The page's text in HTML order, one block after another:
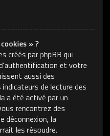
» ?
créés par phpBB qui
et votre
aussi des
de lecture des
a été activé par un
rencontrez des
déconnexion, la
les résoudre.